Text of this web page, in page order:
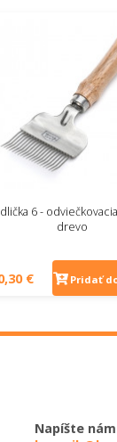
6 -
drevo
€ Pridať
Napíšte